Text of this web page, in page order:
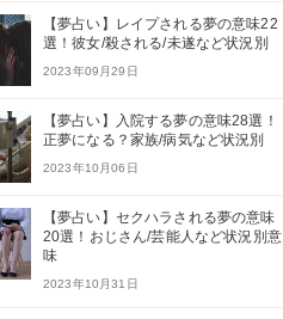
【夢占い】レイプされる夢の意味22
選！彼女/殺される/未遂など状況別
2023年09月29日
【夢占い】入院する夢の意味28選！
正夢になる？家族/病気など状況別
2023年10月06日
【夢占い】セクハラされる夢の意味
20選！おじさん/芸能人など状況別意
味
2023年10月31日